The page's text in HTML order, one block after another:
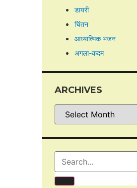
डायरी
चिंतन
आध्यात्मिक भजन
अगला-कदम
ARCHIVES